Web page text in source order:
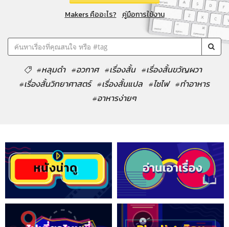
Makers คืออะไร? คู่มือการใช้งาน
#หลุมดำ #อวกาศ #เรื่องสั้น #เรื่องสั้นขวัญผวา
#เรื่องสั้นวิทยาศาสตร์ #เรื่องสั้นแปล #ไซไฟ #ทำอาหาร
#อาหารง่ายๆ